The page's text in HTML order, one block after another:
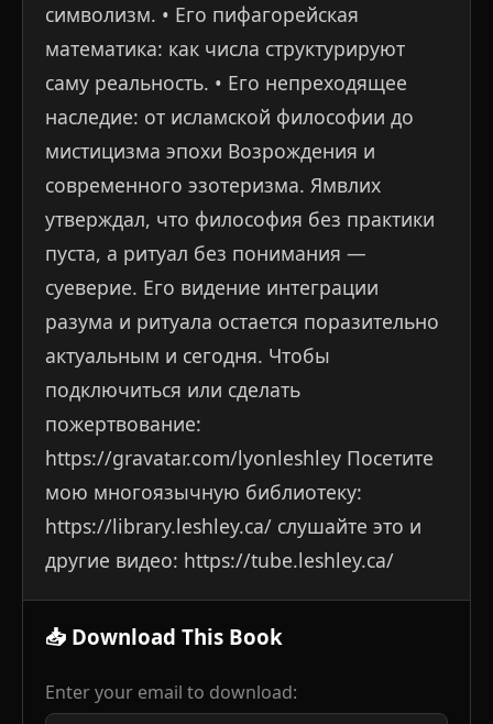
символизм. • Его пифагорейская
математика: как числа структурируют
саму реальность. • Его непреходящее
наследие: от исламской философии до
мистицизма эпохи Возрождения и
современного эзотеризма. Ямвлих
утверждал, что философия без практики
пуста, а ритуал без понимания —
суеверие. Его видение интеграции
разума и ритуала остается поразительно
актуальным и сегодня. Чтобы
подключиться или сделать
пожертвование:
https://gravatar.com/lyonleshley Посетите
мою многоязычную библиотеку:
https://library.leshley.ca/ слушайте это и
другие видео: https://tube.leshley.ca/
📥 Download This Book
Enter your email to download: